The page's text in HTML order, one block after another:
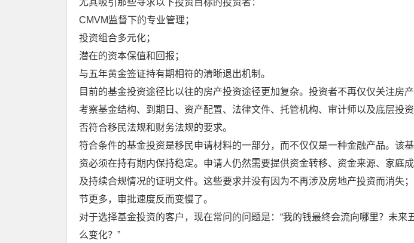
尤其吸引那些寻求以下投资目标的投资者：
CMVM监督下的专业管理；
投资组合多元化；
潜在的资本保值和回报；
与五年黄金签证持有期相符的清晰退出机制。
目前的基金投资途径比以往的房产投资途径更加复杂。投资者不再仅仅关注房
考察基金结构、到期日、资产配置、法律文件、托管机构、审计师以及底层
否符合移民法规和财务法规的要求。
符合条件的基金投资是移民申请材料的一部分，而不仅仅是一种金融产品。该
资必须在持有期内保持稳定。申请人仍然需要提供资金转移、资金来源、家庭
及持续合规情况的证明文件。这些要求并没有因为不再涉及房地产投资而消失
节更多，审批速度反而变慢了。
对于选择基金投资的客户，现在常问的问题是：“我的钱最终会流向哪里？未来
么变化？”